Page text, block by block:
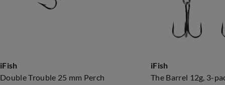
iFish
Double Trouble 25 mm Perch
iFish
The Barrel 12g, 3-